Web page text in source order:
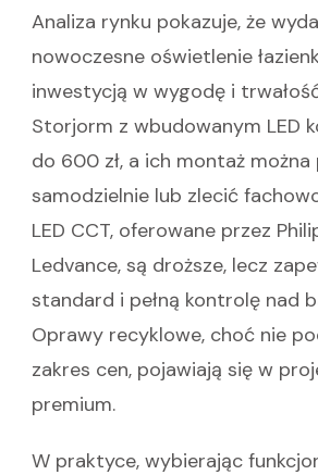
Analiza rynku pokazuje, że
nowoczesne oświetlenie
inwestycją w wygodę i
Storjorm z wbudowanym LED
do 600 zł, a ich montaż
samodzielnie lub zlecić
LED CCT, oferowane przez
Ledvance, są droższe, lecz
standard i pełną kontrolę nad
Oprawy recyklowe, choć nie
zakres cen, pojawiają się w
premium.
W praktyce, wybierając